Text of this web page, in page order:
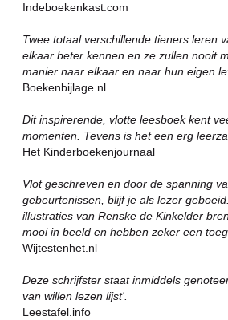
Indeboekenkast.com
Twee totaal verschillende tieners leren
elkaar beter kennen en ze zullen nooit
manier naar elkaar en naar hun eigen
Boekenbijlage.nl
Dit inspirerende, vlotte leesboek kent
momenten. Tevens is het een erg
Het Kinderboekenjournaal
Vlot geschreven en door de spanning
gebeurtenissen, blijf je als lezer
illustraties van Renske de Kinkelder
mooi in beeld en hebben zeker een
Wijtestenhet.nl
Deze schrijfster staat inmiddels
van willen lezen lijst'.
Leestafel.info